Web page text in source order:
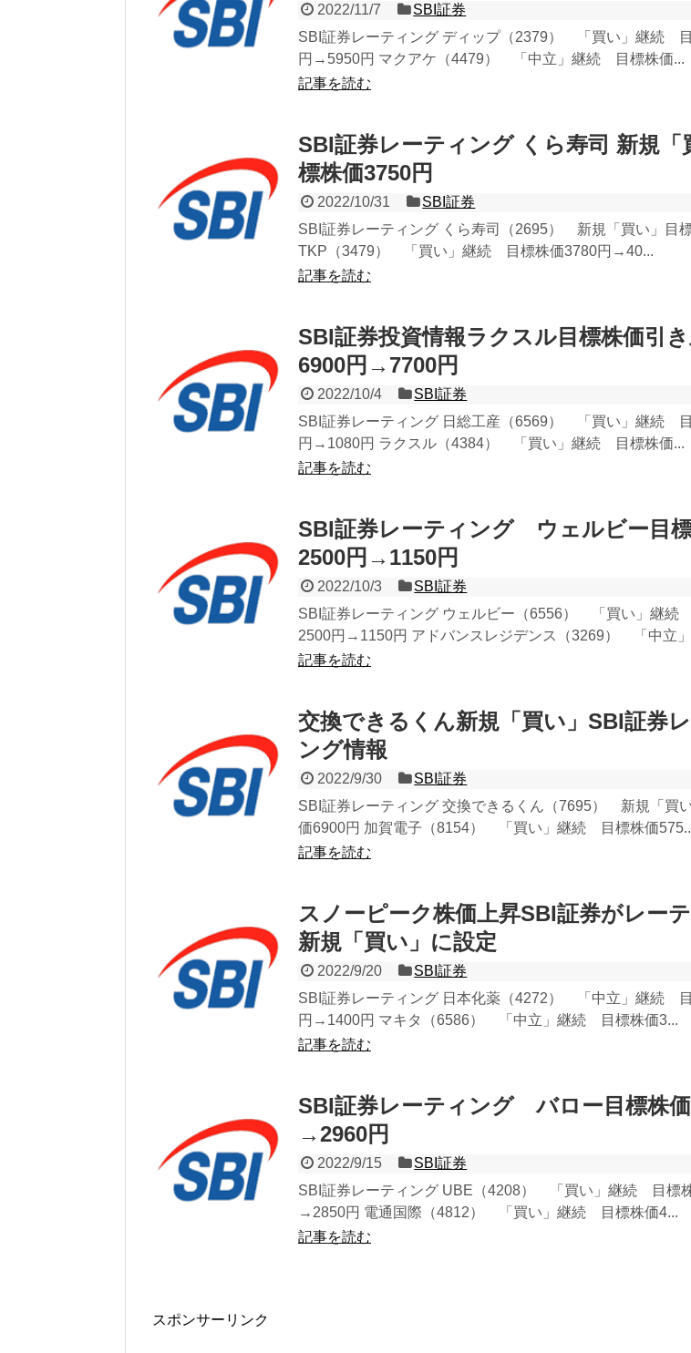
2022/11/7
SBI証券
SBI証券レーティング ディップ（2379） 「買い」継続
円→5950円 マクアケ（4479） 「中立」継続 目標株価...
記事を読む
SBI証券レーティング くら寿司 新規「
標株価3750円
2022/10/31
SBI証券
SBI証券レーティング くら寿司（2695） 新規「買い」目
TKP（3479） 「買い」継続 目標株価3780円→40...
記事を読む
SBI証券投資情報ラクスル目標株価引
6900円→7700円
2022/10/4
SBI証券
SBI証券レーティング 日総工産（6569） 「買い」継続
円→1080円 ラクスル（4384） 「買い」継続 目標株価...
記事を読む
SBI証券レーティング ウェルビー目
2500円→1150円
2022/10/3
SBI証券
SBI証券レーティング ウェルビー（6556） 「買い」継続
2500円→1150円 アドバンスレジデンス（3269） 「中立
記事を読む
交換できるくん新規「買い」SBI証券
ング情報
2022/9/30
SBI証券
SBI証券レーティング 交換できるくん（7695） 新規「買
価6900円 加賀電子（8154） 「買い」継続 目標株価
記事を読む
スノーピーク株価上昇SBI証券がレー
新規「買い」に設定
2022/9/20
SBI証券
SBI証券レーティング 日本化薬（4272） 「中立」継続
円→1400円 マキタ（6586） 「中立」継続 目標株価3...
記事を読む
SBI証券レーティング バロー目標株価
→2960円
2022/9/15
SBI証券
SBI証券レーティング UBE（4208） 「買い」継続 目標
→2850円 電通国際（4812） 「買い」継続 目標株価4...
記事を読む
スポンサーリンク